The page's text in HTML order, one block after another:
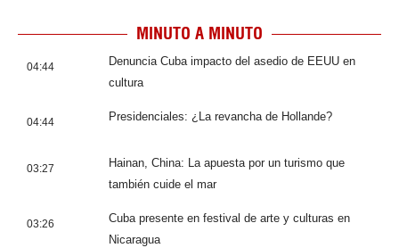
MINUTO A MINUTO
04:44
Denuncia Cuba impacto del asedio de EEUU en
cultura
04:44 Presidenciales: ¿La revancha de Hollande?
03:27
Hainan, China: La apuesta por un turismo que
también cuide el mar
03:26
Cuba presente en festival de arte y culturas en
Nicaragua